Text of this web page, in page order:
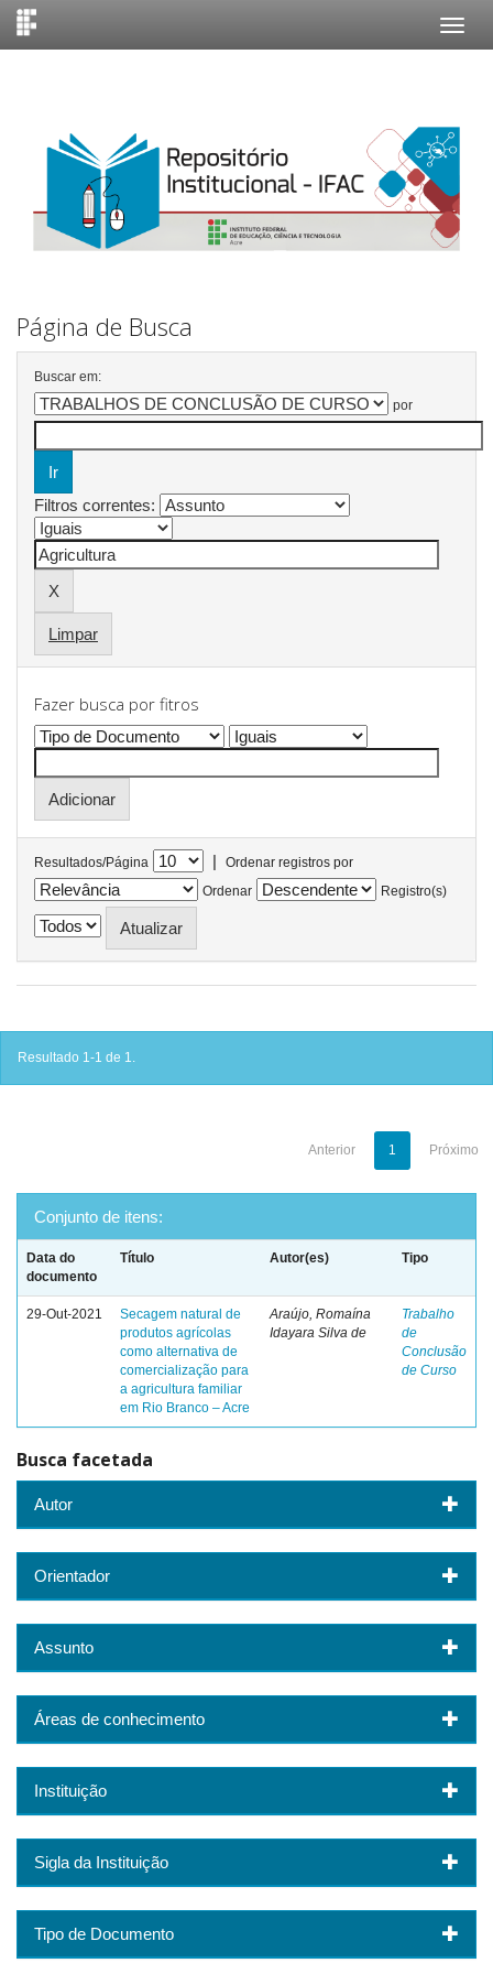
Página de Busca
Buscar em:
por
Filtros correntes:
Limpar
Fazer busca por fitros
Resultados/Página |
Ordenar registros por
Ordenar
Registro(s)
Resultado 1-1 de 1.
Anterior 1 Próximo
Conjunto de itens:
Data do
documento
Título Autor(es) Tipo
29-Out-2021
Secagem natural de
produtos agrícolas
como alternativa de
comercialização para
a agricultura familiar
em Rio Branco – Acre
Araújo, Romaína
Idayara Silva de
Trabalho
de
Conclusão
de Curso
Busca facetada
Autor
Orientador
Assunto
Áreas de conhecimento
Instituição
Sigla da Instituição
Tipo de Documento